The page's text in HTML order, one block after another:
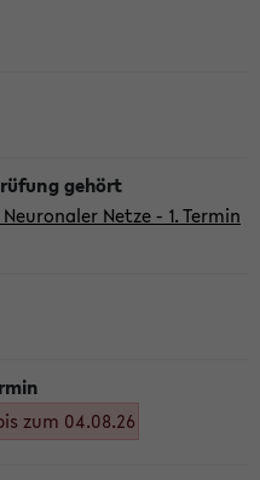
Netze - 1. Termin
zum 04.08.26